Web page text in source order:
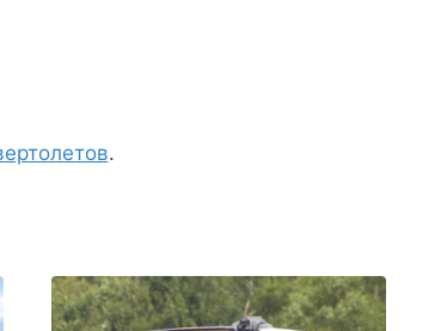
.